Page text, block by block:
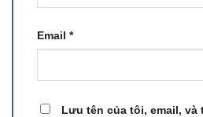
Email *
Lưu tên của tôi, email, và